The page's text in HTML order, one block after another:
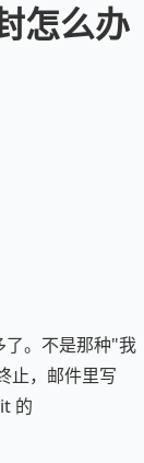
怎么办
了。不是那种"我
止，邮件里写
的